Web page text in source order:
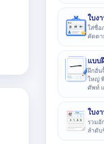
ใบง
ใส่ชื่อ
คัดตา
แบบ
ฝึกฮั่น
ใหญ่
ศัพท์
ใบง
รวมอั
ลำดับ